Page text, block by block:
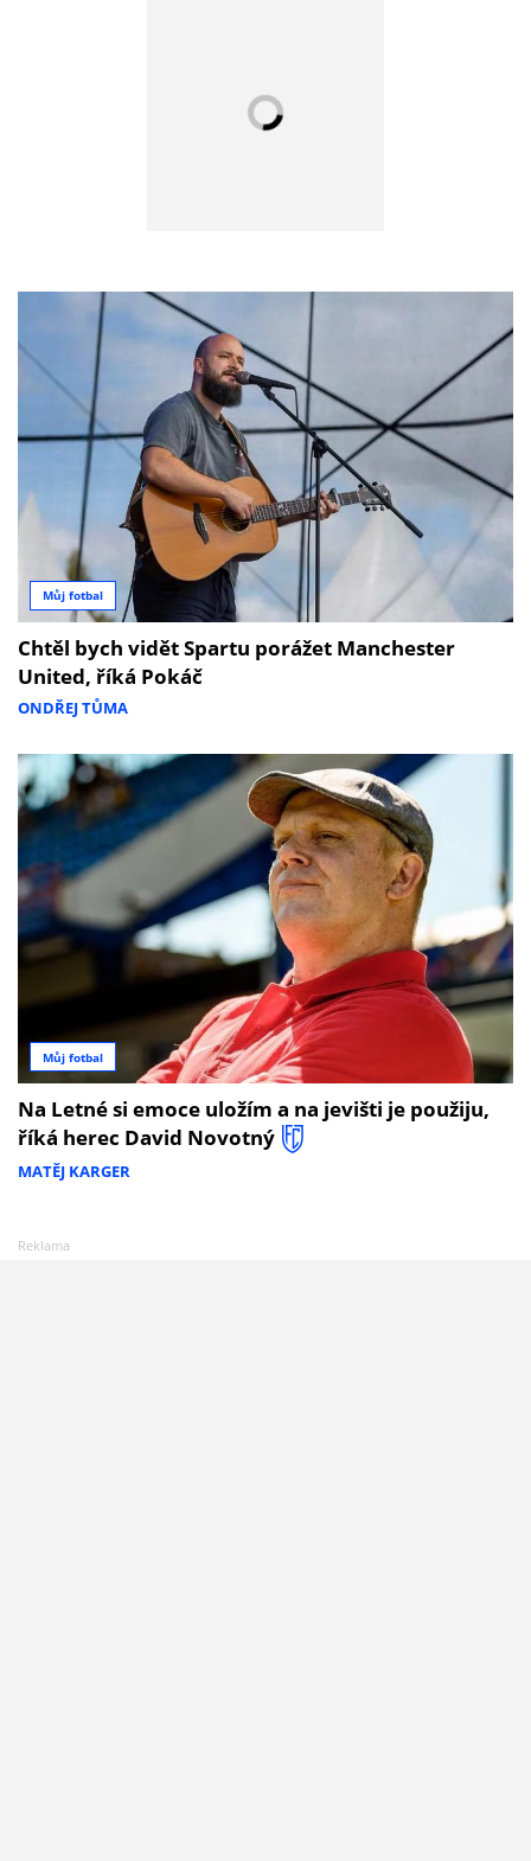
Můj fotbal
Chtěl bych vidět Spartu porážet Manchester
United, říká Pokáč
ONDŘEJ TŮMA
Můj fotbal
Na Letné si emoce uložím a na jevišti je použiju,
říká herec David Novotný
MATĚJ KARGER